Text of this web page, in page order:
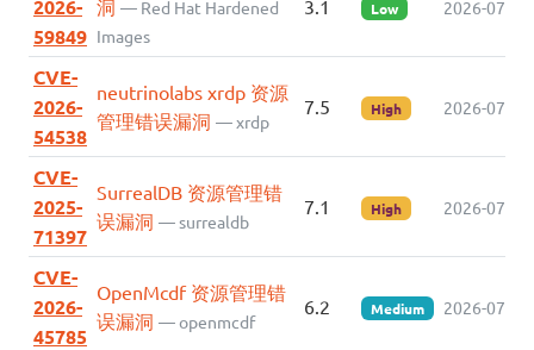
2026-
59849
洞 — Red Hat Hardened
Images
3.1 Low 2026-07-21
CVE-
2026-
54538
neutrinolabs xrdp 资源
管理错误漏洞 — xrdp
7.5 High 2026-07-20
CVE-
2025-
71397
SurrealDB 资源管理错
误漏洞 — surrealdb
7.1 High 2026-07-18
CVE-
2026-
45785
OpenMcdf 资源管理错
误漏洞 — openmcdf
6.2 Medium 2026-07-17